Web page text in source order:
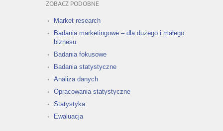
ZOBACZ PODOBNE
Market research
Badania marketingowe – dla dużego i małego
biznesu
Badania fokusowe
Badania statystyczne
Analiza danych
Opracowania statystyczne
Statystyka
Ewaluacja